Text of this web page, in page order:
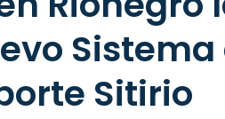
Sistema
Sitirio